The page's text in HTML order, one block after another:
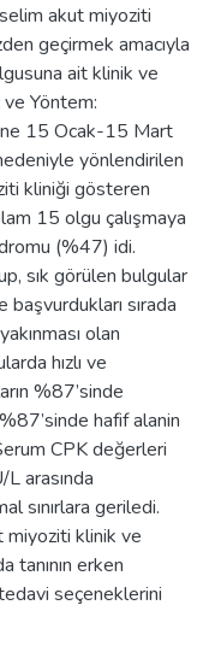
selim akut miyoziti
geçirmek amacıyla
ait klinik ve
Yöntem:
15 Ocak-15 Mart
yönlendirilen
kliniği gösteren
15 olgu çalışmaya
(%47) idi.
sık görülen bulgular
sırada
olan
hızlı ve
%87’sinde
hafif alanin
CPK değerleri
arasında
sınırlara geriledi.
miyoziti klinik ve
tanının erken
seçeneklerini